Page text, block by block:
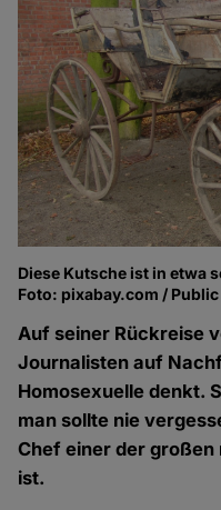
Diese Kutsche ist in etwa
Foto: pixabay.com /
Auf seiner Rückreise
Journalisten auf
Homosexuelle denkt.
man sollte nie
Chef einer der
ist.